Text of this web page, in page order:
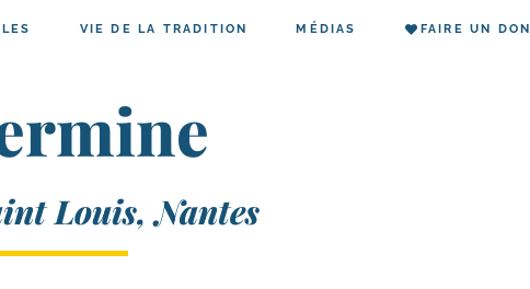
VIE DE LA TRADITION MÉDIAS FAIRE UN DON
Louis, Nantes